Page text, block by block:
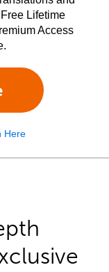
Lifetime
Access
Here